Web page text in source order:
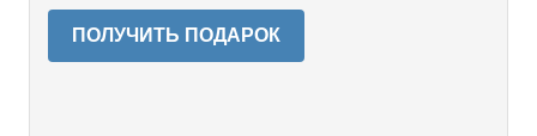
ПОЛУЧИТЬ ПОДАРОК